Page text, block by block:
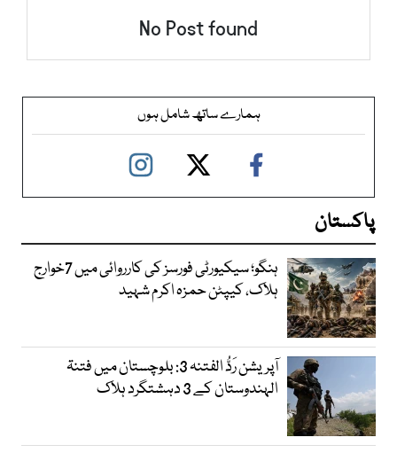
No Post found
ہمارے ساتھ شامل ہوں
پاکستان
ہنگو؛ سیکیورٹی فورسز کی کارروائی میں 7خوارج
ہلاک، کیپٹن حمزہ اکرم شہید
آپریشن رَدُّ الفتنہ 3: بلوچستان میں فتنۃ
الہندوستان کے 3 دہشتگرد ہلاک